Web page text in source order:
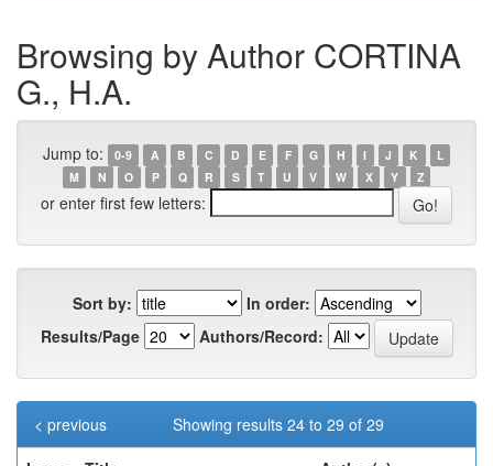
Browsing by Author CORTINA
G., H.A.
Jump to: 0-9 A B C D E F G H I J K
L
M
N O P Q R S T U V W X Y Z
or enter first few letters:
Sort by:
In order:
Results/Page
Authors/Record:
Showing results 24 to 29 of 29
< previous